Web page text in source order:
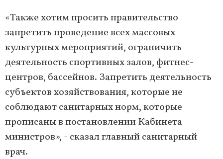
«Также хотим просить правительство
запретить проведение всех массовых
культурных мероприятий, ограничить
деятельность спортивных залов, фитнес-
центров, бассейнов. Запретить деятельность
субъектов хозяйствования, которые не
соблюдают санитарных норм, которые
прописаны в постановлении Кабинета
министров», - сказал главный санитарный
врач.